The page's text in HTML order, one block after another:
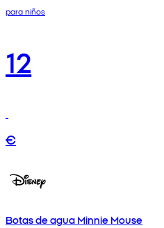
para niños
12
€
Botas de agua Minnie Mouse